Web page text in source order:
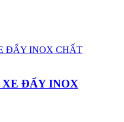
XE ĐẨY INOX